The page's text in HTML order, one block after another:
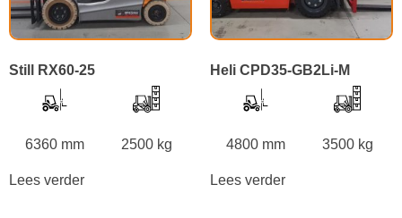
Still RX60-25
6360 mm 2500 kg
Lees verder
Heli CPD35-GB2Li-M
4800 mm 3500 kg
Lees verder